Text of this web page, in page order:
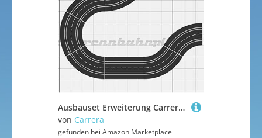
Ausbauset Erweiterung Carrera Digital 132 124 Evolution
von Carrera
gefunden bei Amazon Marketplace